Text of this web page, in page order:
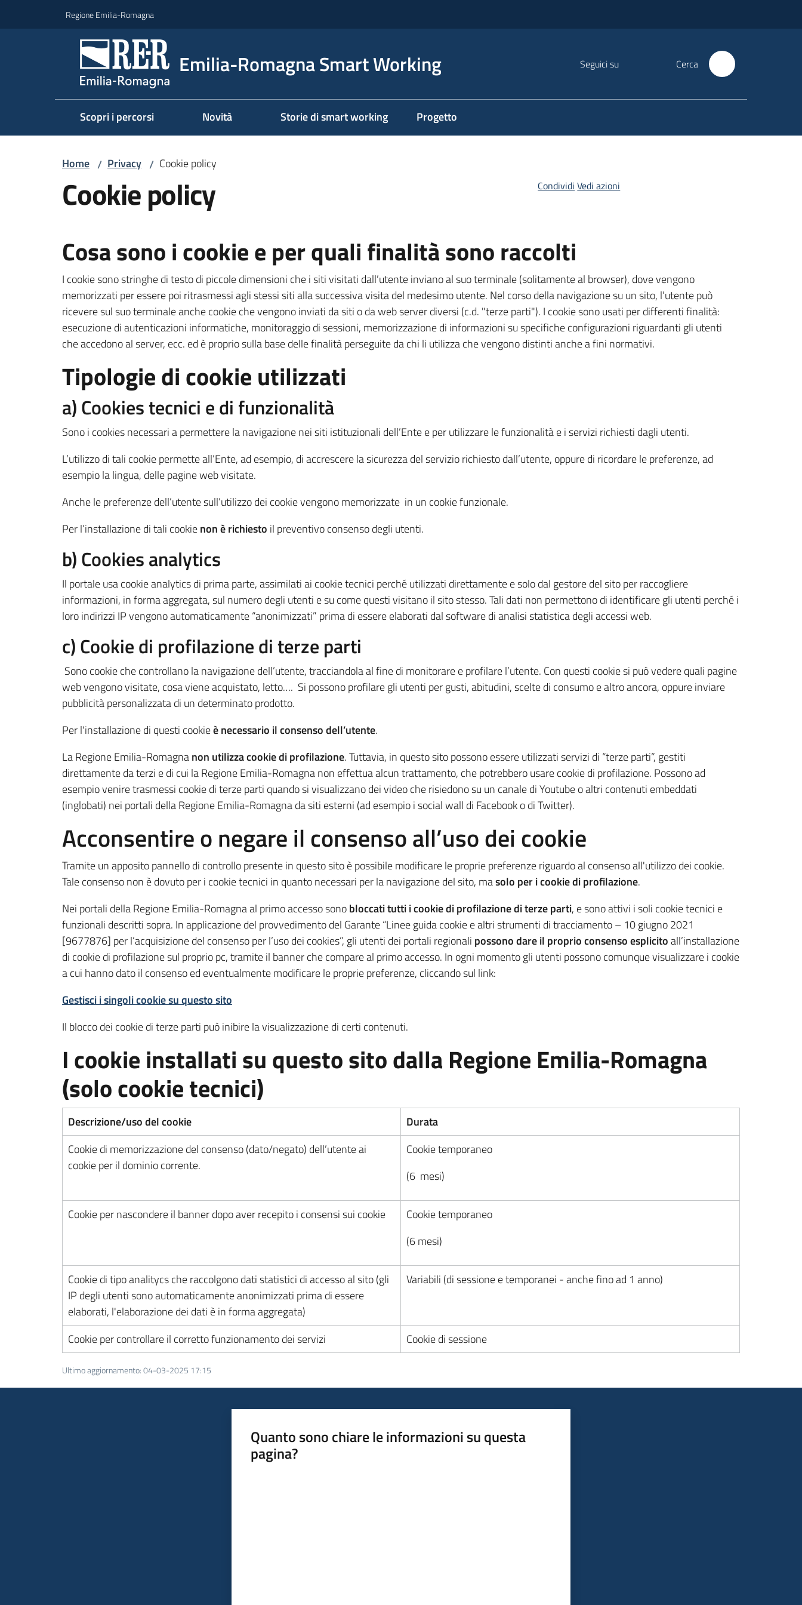
Regione Emilia-Romagna
Emilia-Romagna Smart Working Seguici su Cerca
Scopri i percorsi Novità Storie di smart working Progetto
Home / Privacy / Cookie policy
Cookie policy Condividi Vedi azioni
Cosa sono i cookie e per quali finalità sono raccolti
I cookie sono stringhe di testo di piccole dimensioni che i siti visitati dall’utente inviano al suo terminale (solitamente al browser), dove vengono
memorizzati per essere poi ritrasmessi agli stessi siti alla successiva visita del medesimo utente. Nel corso della navigazione su un sito, l’utente può
ricevere sul suo terminale anche cookie che vengono inviati da siti o da web server diversi (c.d. "terze parti"). I cookie sono usati per differenti finalità:
esecuzione di autenticazioni informatiche, monitoraggio di sessioni, memorizzazione di informazioni su specifiche configurazioni riguardanti gli utenti
che accedono al server, ecc. ed è proprio sulla base delle finalità perseguite da chi li utilizza che vengono distinti anche a fini normativi.
Tipologie di cookie utilizzati
a) Cookies tecnici e di funzionalità
Sono i cookies necessari a permettere la navigazione nei siti istituzionali dell’Ente e per utilizzare le funzionalità e i servizi richiesti dagli utenti.
L’utilizzo di tali cookie permette all’Ente, ad esempio, di accrescere la sicurezza del servizio richiesto dall’utente, oppure di ricordare le preferenze, ad
esempio la lingua, delle pagine web visitate.
Anche le preferenze dell’utente sull’utilizzo dei cookie vengono memorizzate in un cookie funzionale.
Per l’installazione di tali cookienon è richiesto il preventivo consenso degli utenti.
b) Cookies analytics
Il portale usa cookie analytics di prima parte, assimilati ai cookie tecnici perché utilizzati direttamente e solo dal gestore del sito per raccogliere
informazioni, in forma aggregata, sul numero degli utenti e su come questi visitano il sito stesso. Tali dati non permettono di identificare gli utenti perché i
loro indirizzi IP vengono automaticamente “anonimizzati” prima di essere elaborati dal software di analisi statistica degli accessi web.
c) Cookie di profilazione di terze parti
Sono cookie che controllano la navigazione dell’utente, tracciandola al fine di monitorare e profilare l’utente. Con questi cookie si può vedere quali pagine
web vengono visitate, cosa viene acquistato, letto…. Si possono profilare gli utenti per gusti, abitudini, scelte di consumo e altro ancora, oppure inviare
pubblicità personalizzata di un determinato prodotto.
Per l'installazione di questi cookieè necessario il consenso dell’utente.
La Regione Emilia-Romagnanon utilizza cookie di profilazione. Tuttavia, in questo sito possono essere utilizzati servizi di “terze parti”, gestiti
direttamente da terzi e di cui la Regione Emilia-Romagna non effettua alcun trattamento, che potrebbero usare cookie di profilazione. Possono ad
esempio venire trasmessi cookie di terze parti quando si visualizzano dei video che risiedono su un canale di Youtube o altri contenuti embeddati
(inglobati) nei portali della Regione Emilia-Romagna da siti esterni (ad esempio i social wall di Facebook o di Twitter).
Acconsentire o negare il consenso all’uso dei cookie
Tramite un apposito pannello di controllo presente in questo sito è possibile modificare le proprie preferenze riguardo al consenso all'utilizzo dei cookie.
Tale consenso non è dovuto per i cookie tecnici in quanto necessari per la navigazione del sito, masolo per i cookie di profilazione.
Nei portali della Regione Emilia-Romagna al primo accesso sonobloccati tutti i cookie di profilazione di terze parti, e sono attivi i soli cookie tecnici e
funzionali descritti sopra. In applicazione del provvedimento del Garante “Linee guida cookie e altri strumenti di tracciamento – 10 giugno 2021
[9677876] per l’acquisizione del consenso per l’uso dei cookies”, gli utenti dei portali regionali possono dare il proprio consenso esplicitoall’installazione
di cookie di profilazione sul proprio pc, tramite il banner che compare al primo accesso. In ogni momento gli utenti possono comunque visualizzare i cookie
a cui hanno dato il consenso ed eventualmente modificare le proprie preferenze, cliccando sul link:
Gestisci i singoli cookie su questo sito
Il blocco dei cookie di terze parti può inibire la visualizzazione di certi contenuti.
I cookie installati su questo sito dalla Regione Emilia-Romagna
(solo cookie tecnici)
Descrizione/uso del cookie
Durata
Cookie di memorizzazione del consenso (dato/negato) dell’utente ai
cookie per il dominio corrente.
Cookie temporaneo
(6 mesi)
Cookie per nascondere il banner dopo aver recepito i consensi sui cookie
Cookie temporaneo
(6 mesi)
Cookie di tipo analitycs che raccolgono dati statistici di accesso al sito (gli
IP degli utenti sono automaticamente anonimizzati prima di essere
elaborati, l'elaborazione dei dati è in forma aggregata)
Variabili (di sessione e temporanei - anche fino ad 1 anno)
Cookie per controllare il corretto funzionamento dei servizi Cookie di sessione
Ultimo aggiornamento:04-03-2025 17:15
Quanto sono chiare le informazioni su questa
pagina?